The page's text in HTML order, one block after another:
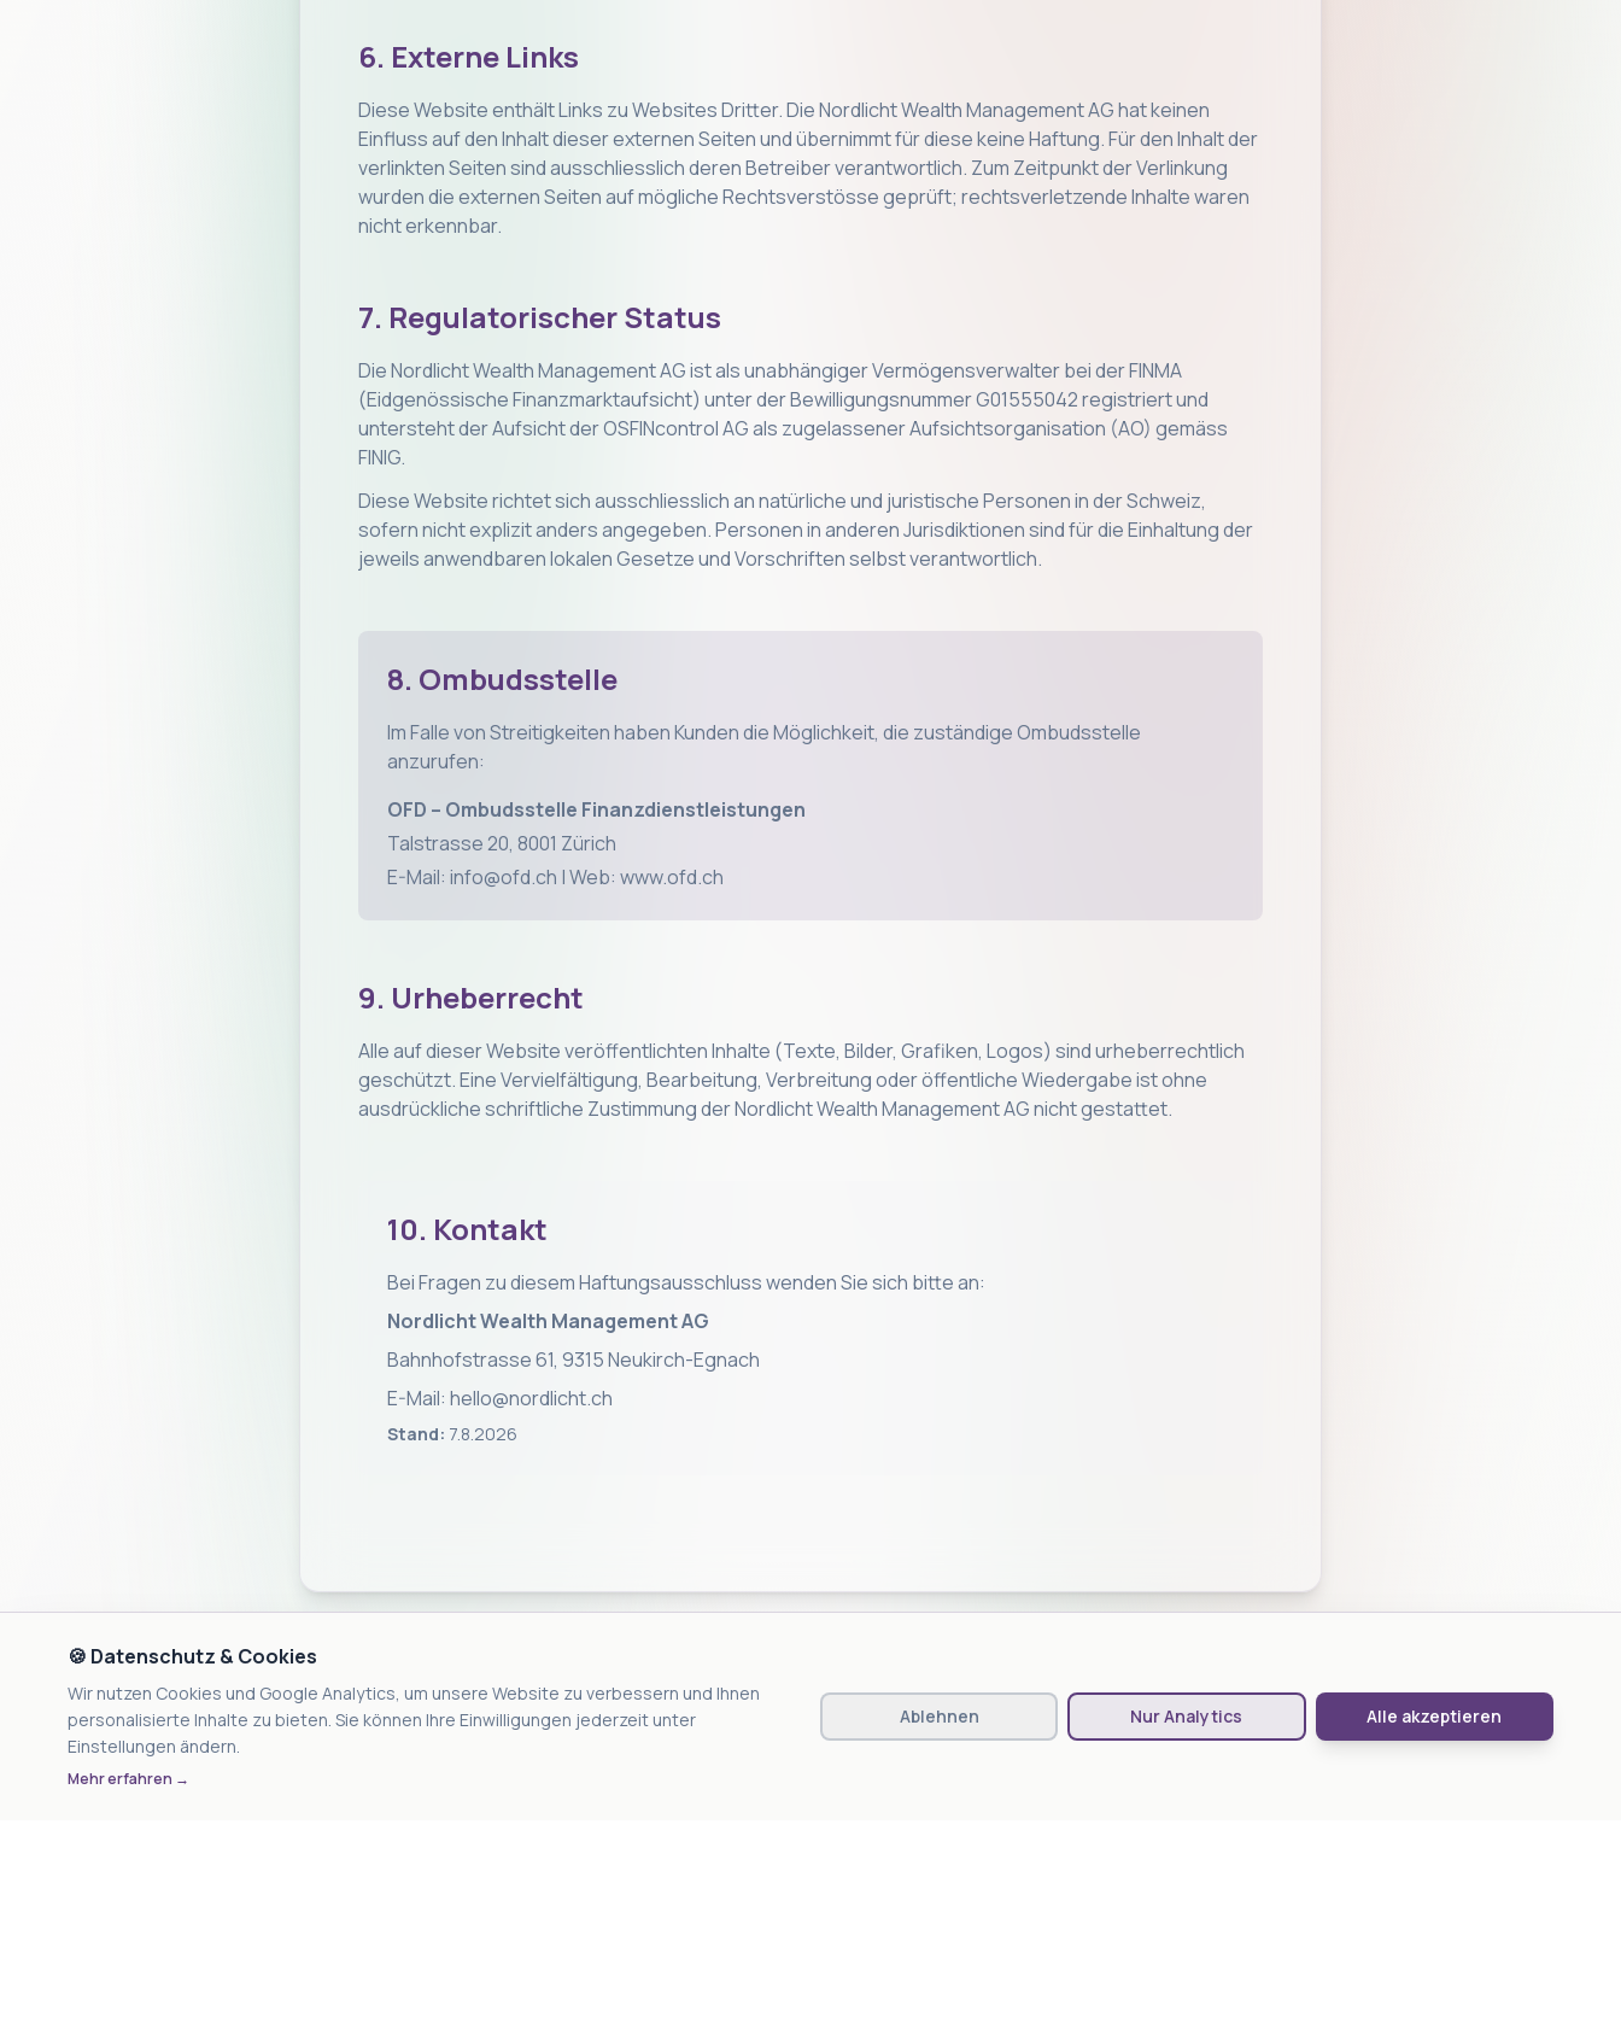
6. Externe Links
Diese Website enthält Links zu Websites Dritter. Die Nordlicht Wealth Management AG hat keinen
Einfluss auf den Inhalt dieser externen Seiten und übernimmt für diese keine Haftung. Für den Inhalt der
verlinkten Seiten sind ausschliesslich deren Betreiber verantwortlich. Zum Zeitpunkt der Verlinkung
wurden die externen Seiten auf mögliche Rechtsverstösse geprüft; rechtsverletzende Inhalte waren
nicht erkennbar.
7. Regulatorischer Status
Die Nordlicht Wealth Management AG ist als unabhängiger Vermögensverwalter bei der FINMA
(Eidgenössische Finanzmarktaufsicht) unter der Bewilligungsnummer G01555042 registriert und
untersteht der Aufsicht der OSFINcontrol AG als zugelassener Aufsichtsorganisation (AO) gemäss
FINIG.
Diese Website richtet sich ausschliesslich an natürliche und juristische Personen in der Schweiz,
sofern nicht explizit anders angegeben. Personen in anderen Jurisdiktionen sind für die Einhaltung der
jeweils anwendbaren lokalen Gesetze und Vorschriften selbst verantwortlich.
8. Ombudsstelle
Im Falle von Streitigkeiten haben Kunden die Möglichkeit, die zuständige Ombudsstelle
anzurufen:
OFD – Ombudsstelle Finanzdienstleistungen
Talstrasse 20, 8001 Zürich
E-Mail: info@ofd.ch | Web: www.ofd.ch
9. Urheberrecht
Alle auf dieser Website veröffentlichten Inhalte (Texte, Bilder, Grafiken, Logos) sind urheberrechtlich
geschützt. Eine Vervielfältigung, Bearbeitung, Verbreitung oder öffentliche Wiedergabe ist ohne
ausdrückliche schriftliche Zustimmung der Nordlicht Wealth Management AG nicht gestattet.
10. Kontakt
Bei Fragen zu diesem Haftungsausschluss wenden Sie sich bitte an:
Nordlicht Wealth Management AG
Bahnhofstrasse 61, 9315 Neukirch-Egnach
E-Mail: hello@nordlicht.ch
Stand: 7.8.2026
🍪 Datenschutz & Cookies
Wir nutzen Cookies und Google Analytics, um unsere Website zu verbessern und Ihnen
personalisierte Inhalte zu bieten. Sie können Ihre Einwilligungen jederzeit unter
Einstellungen ändern.
Mehr erfahren →
Ablehnen Nur Analytics Alle akzeptieren